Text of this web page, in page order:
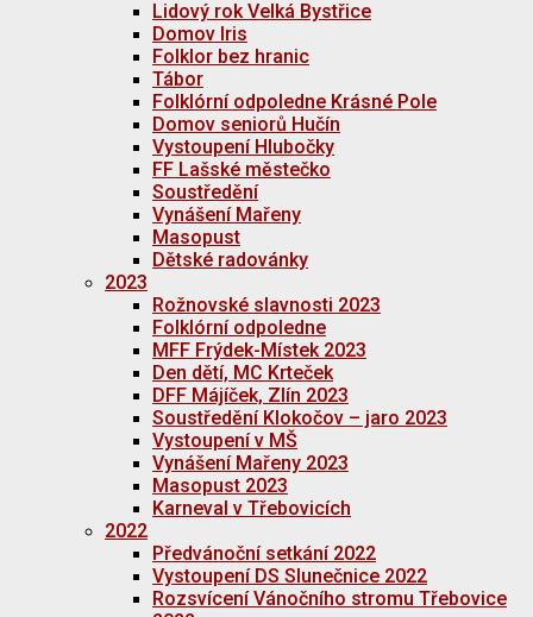
Lidový rok Velká Bystřice
Domov Iris
Folklor bez hranic
Tábor
Folklórní odpoledne Krásné Pole
Domov seniorů Hučín
Vystoupení Hlubočky
FF Lašské městečko
Soustředění
Vynášení Mařeny
Masopust
Dětské radovánky
2023
Rožnovské slavnosti 2023
Folklórní odpoledne
MFF Frýdek-Místek 2023
Den dětí, MC Krteček
DFF Májíček, Zlín 2023
Soustředění Klokočov – jaro 2023
Vystoupení v MŠ
Vynášení Mařeny 2023
Masopust 2023
Karneval v Třebovicích
2022
Předvánoční setkání 2022
Vystoupení DS Slunečnice 2022
Rozsvícení Vánočního stromu Třebovice